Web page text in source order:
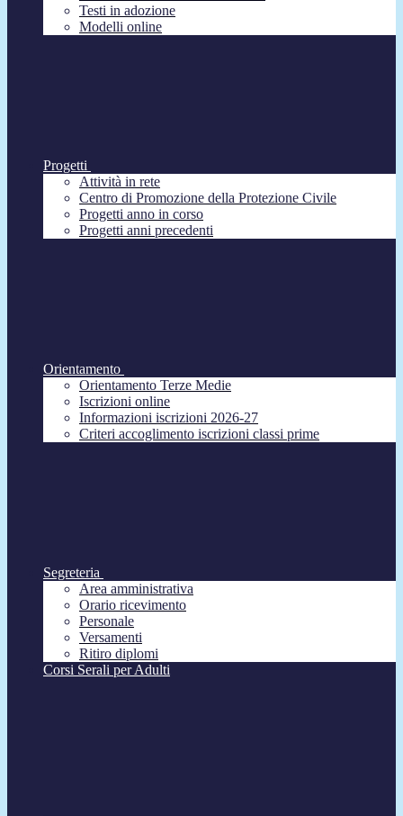
Testi in adozione
Modelli online
Progetti
Attività in rete
Centro di Promozione della Protezione Civile
Progetti anno in corso
Progetti anni precedenti
Orientamento
Orientamento Terze Medie
Iscrizioni online
Informazioni iscrizioni 2026-27
Criteri accoglimento iscrizioni classi prime
Segreteria
Area amministrativa
Orario ricevimento
Personale
Versamenti
Ritiro diplomi
Corsi Serali per Adulti